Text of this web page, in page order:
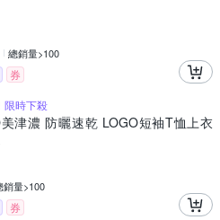
總銷量>100
券
限時下殺
津濃 防曬速乾 LOGO短袖T恤上衣
銷量>100
券